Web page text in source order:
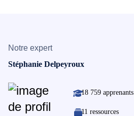
Notre expert
Stéphanie Delpeyroux
18 759 apprenants
11 ressources